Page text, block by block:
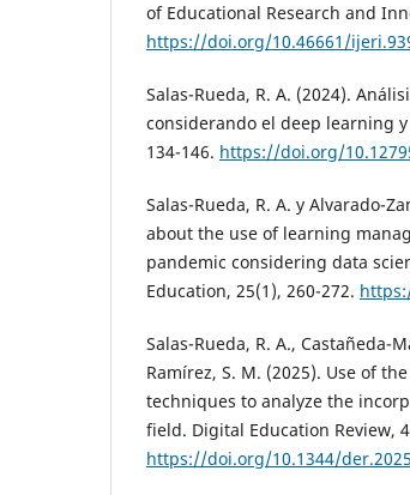
of Educational Research and
https://doi.org/10.46661/
Salas-Rueda, R. A. (2024).
considerando el deep learning
134-146. https://doi.org/
Salas-Rueda, R. A. y Alvarado-
about the use of learning
pandemic considering data
Education, 25(1), 260-272.
Salas-Rueda, R. A., Castañeda-
Ramírez, S. M. (2025). Use of
techniques to analyze the
field. Digital Education Review,
https://doi.org/10.1344/